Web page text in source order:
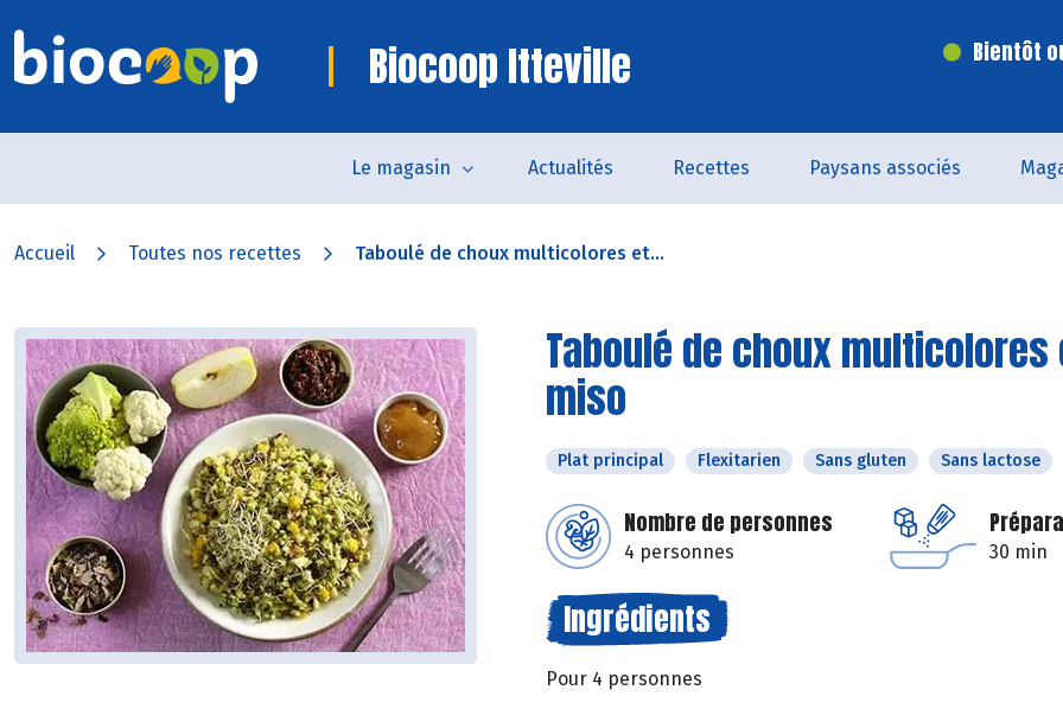
Biocoop Itteville Bientôt
Le magasin Actualités Recettes Paysans associés
Accueil Toutes nos recettes Taboulé de choux multicolores et...
Taboulé de choux
miso
Plat principal Flexitarien Sans gluten Sans lactose
Nombre de personnes
4 personnes 30 min
Ingrédients
Pour 4 personnes